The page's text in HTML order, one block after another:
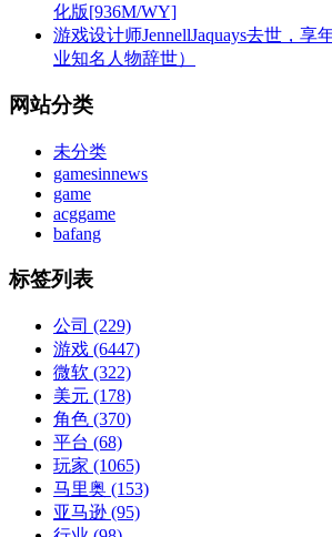
化版[936M/WY]
游戏设计师JennellJaquays去世，享
业知名人物辞世）
网站分类
未分类
gamesinnews
game
acggame
bafang
标签列表
公司 (229)
游戏 (6447)
微软 (322)
美元 (178)
角色 (370)
平台 (68)
玩家 (1065)
马里奥 (153)
亚马逊 (95)